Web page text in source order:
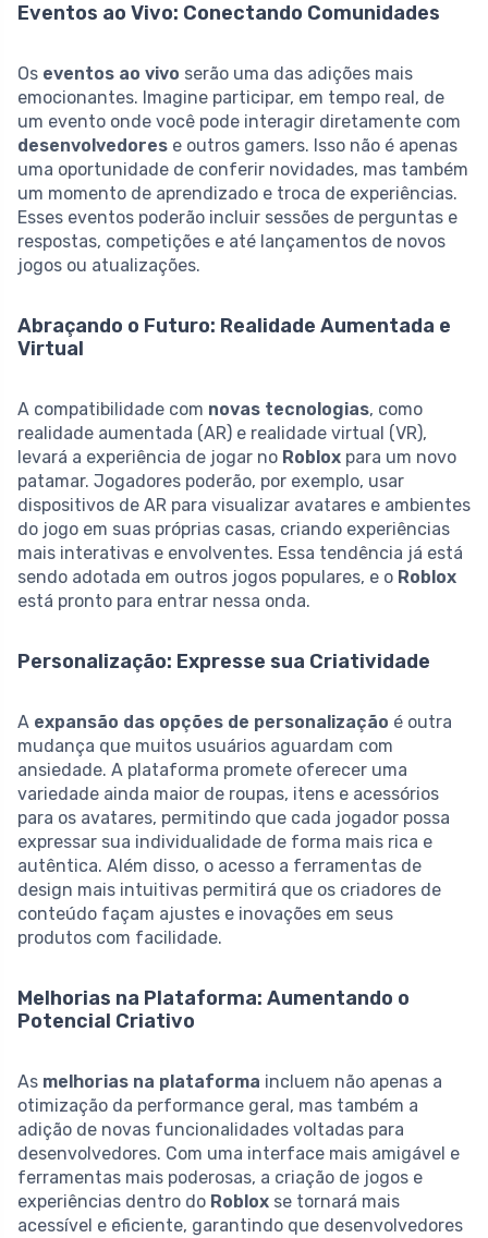
Eventos ao Vivo: Conectando Comunidades
Os eventos ao vivo serão uma das adições mais
emocionantes. Imagine participar, em tempo real, de
um evento onde você pode interagir diretamente com
desenvolvedores e outros gamers. Isso não é apenas
uma oportunidade de conferir novidades, mas também
um momento de aprendizado e troca de experiências.
Esses eventos poderão incluir sessões de perguntas e
respostas, competições e até lançamentos de novos
jogos ou atualizações.
Abraçando o Futuro: Realidade Aumentada e
Virtual
A compatibilidade com novas tecnologias, como
realidade aumentada (AR) e realidade virtual (VR),
levará a experiência de jogar no Roblox para um novo
patamar. Jogadores poderão, por exemplo, usar
dispositivos de AR para visualizar avatares e ambientes
do jogo em suas próprias casas, criando experiências
mais interativas e envolventes. Essa tendência já está
sendo adotada em outros jogos populares, e o Roblox
está pronto para entrar nessa onda.
Personalização: Expresse sua Criatividade
A expansão das opções de personalização é outra
mudança que muitos usuários aguardam com
ansiedade. A plataforma promete oferecer uma
variedade ainda maior de roupas, itens e acessórios
para os avatares, permitindo que cada jogador possa
expressar sua individualidade de forma mais rica e
autêntica. Além disso, o acesso a ferramentas de
design mais intuitivas permitirá que os criadores de
conteúdo façam ajustes e inovações em seus
produtos com facilidade.
Melhorias na Plataforma: Aumentando o
Potencial Criativo
As melhorias na plataforma incluem não apenas a
otimização da performance geral, mas também a
adição de novas funcionalidades voltadas para
desenvolvedores. Com uma interface mais amigável e
ferramentas mais poderosas, a criação de jogos e
experiências dentro do Roblox se tornará mais
acessível e eficiente, garantindo que desenvolvedores